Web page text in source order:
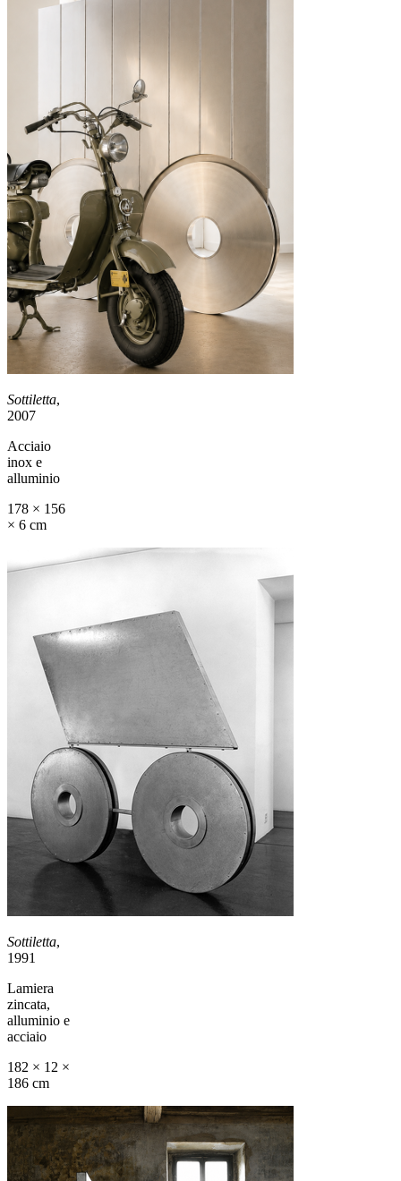
Sottiletta,
2007
Acciaio
inox e
alluminio
178 × 156
× 6 cm
Sottiletta,
1991
Lamiera
zincata,
alluminio e
acciaio
182 × 12 ×
186 cm